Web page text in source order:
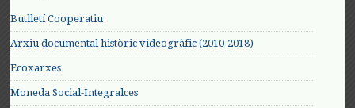
Butlletí Cooperatiu
Arxiu documental històric videogràfic (2010-2018)
Ecoxarxes
Moneda Social-Integralces